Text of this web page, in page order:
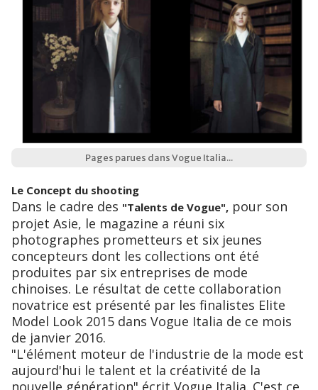
Pages parues dans Vogue Italia...
Le Concept du shooting
Dans le cadre des "Talents de Vogue", pour son
projet Asie, le magazine a réuni six
photographes prometteurs et six jeunes
concepteurs dont les collections ont été
produites par six entreprises de mode
chinoises. Le résultat de cette collaboration
novatrice est présenté par les finalistes Elite
Model Look 2015 dans Vogue Italia de ce mois
de janvier 2016.
"L'élément moteur de l'industrie de la mode est
aujourd'hui le talent et la créativité de la
nouvelle génération" écrit Vogue Italia. C'est ce